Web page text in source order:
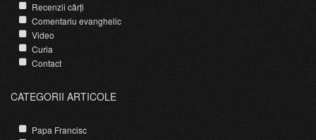
Recenzii cărți
Comentariu evanghelic
Video
Curia
Contact
CATEGORII ARTICOLE
Papa Francisc